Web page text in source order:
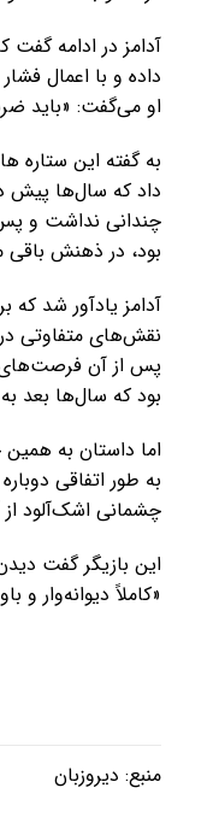
آدامز در ادامه
داده و با اعمال
او می‌گفت: «باید
به گفته این ستاره
چندانی نداشت و
بود، در ذهنش باقی
آدامز یادآور شد
نقش‌های متفاوتی
پس از آن فرصت‌های
بود که سال‌ها بعد
اما داستان به
به طور اتفاقی
چشمانی اشک‌آلود
این بازیگر گفت
«کاملاً دیوانه‌وار و
منبع: دیروزبان